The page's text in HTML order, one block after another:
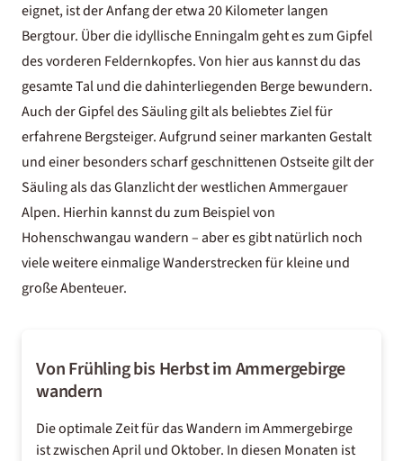
eignet, ist der Anfang der etwa 20 Kilometer langen
Bergtour. Über die idyllische Enningalm geht es zum Gipfel
des vorderen Feldernkopfes. Von hier aus kannst du das
gesamte Tal und die dahinterliegenden Berge bewundern.
Auch der Gipfel des Säuling gilt als beliebtes Ziel für
erfahrene Bergsteiger. Aufgrund seiner markanten Gestalt
und einer besonders scharf geschnittenen Ostseite gilt der
Säuling als das Glanzlicht der westlichen Ammergauer
Alpen. Hierhin kannst du zum Beispiel von
Hohenschwangau wandern – aber es gibt natürlich noch
viele weitere einmalige Wanderstrecken für kleine und
große Abenteuer.
Von Frühling bis Herbst im Ammergebirge
wandern
Die optimale Zeit für das Wandern im Ammergebirge
ist zwischen April und Oktober. In diesen Monaten ist